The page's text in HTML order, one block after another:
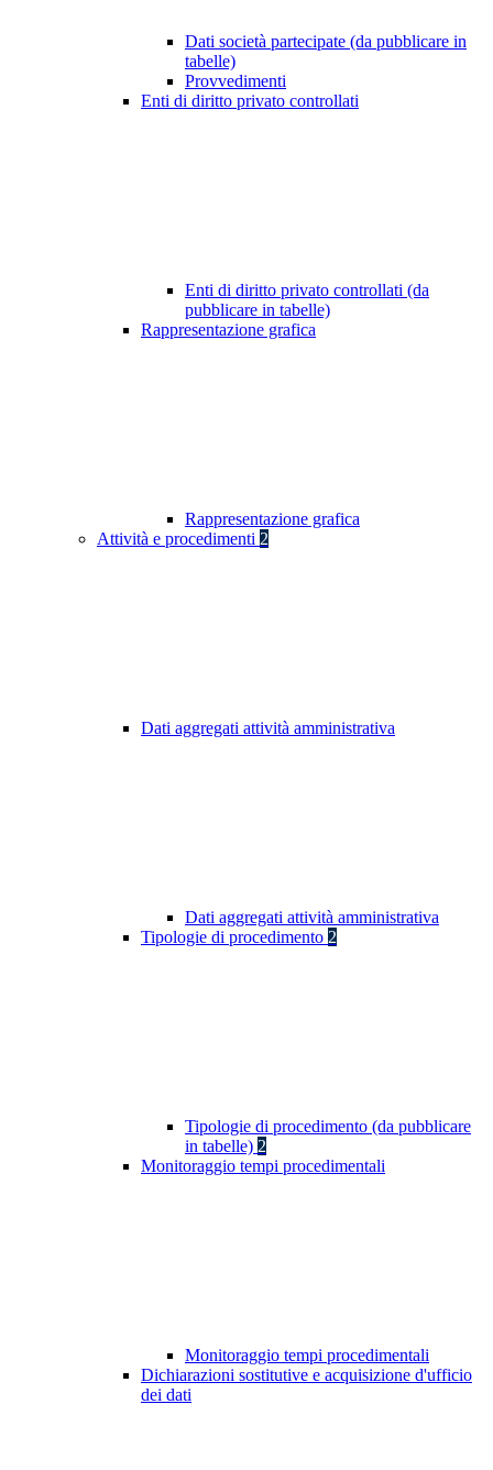
Dati società partecipate (da pubblicare in
tabelle)
Provvedimenti
Enti di diritto privato controllati
Enti di diritto privato controllati (da
pubblicare in tabelle)
Rappresentazione grafica
Rappresentazione grafica
Attività e procedimenti 2
Dati aggregati attività amministrativa
Dati aggregati attività amministrativa
Tipologie di procedimento 2
Tipologie di procedimento (da pubblicare
in tabelle) 2
Monitoraggio tempi procedimentali
Monitoraggio tempi procedimentali
Dichiarazioni sostitutive e acquisizione d'ufficio
dei dati